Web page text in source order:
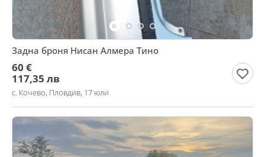
Задна броня Нисан Алмера Тино
60 €
117,35 лв
с. Кочево, Пловдив, 17 юли